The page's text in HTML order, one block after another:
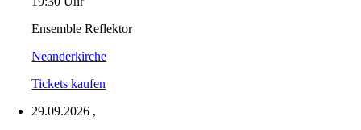
Ensemble Reflektor
Neanderkirche
Tickets kaufen
29.09.2026 ,